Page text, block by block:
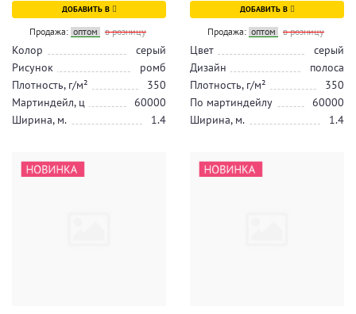
ДОБАВИТЬ В
Продажа: оптом в розницу
Колор
серый
Рисунок
ромб
Плотность, г/м²
350
Мартиндейл, ц
60000
Ширина, м.
1.4
ДОБАВИТЬ В
Продажа: оптом в розницу
Цвет
серый
Дизайн
полоса
Плотность, г/м²
350
По мартиндейлу
60000
Ширина, м.
1.4